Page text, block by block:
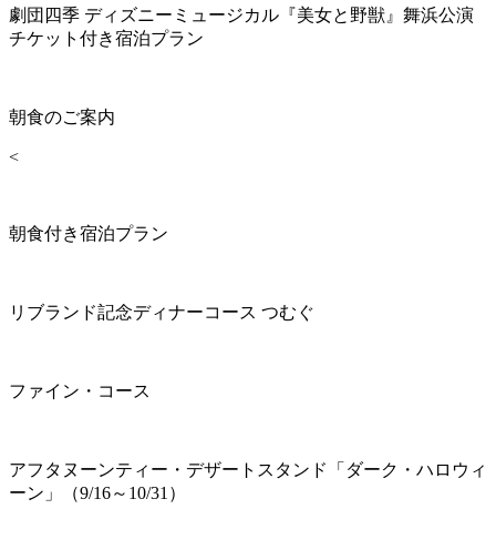
劇団四季 ディズニーミュージカル『美女と野獣』舞浜公演
チケット付き宿泊プラン
朝食のご案内
<
朝食付き宿泊プラン
リブランド記念ディナーコース つむぐ
ファイン・コース
アフタヌーンティー・デザートスタンド「ダーク・ハロウィ
ーン」（9/16～10/31）